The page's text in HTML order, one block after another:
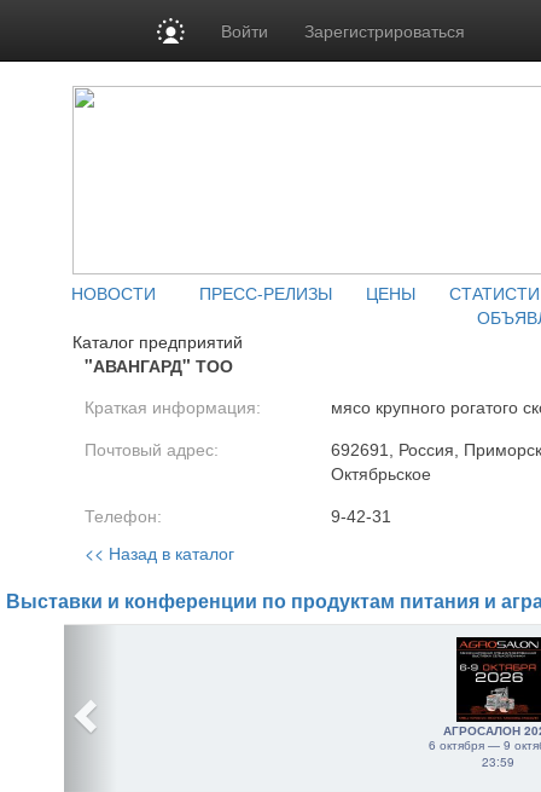
Войти Зарегистрироваться
НОВОСТИ ПРЕСС-РЕЛИЗЫ ЦЕНЫ
Каталог предприятий
"АВАНГАРД" ТОО
Краткая информация: мясо крупного рогатого
Почтовый адрес:
692691, Россия,
Октябрьское
Телефон: 9-42-31
<< Назад в каталог
Выставки и конференции по продуктам питания и
АГРОСАЛОН
6 октября — 9
23:59